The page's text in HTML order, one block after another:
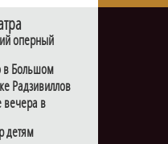
оперный
в Большом
Радзивиллов
в
детям